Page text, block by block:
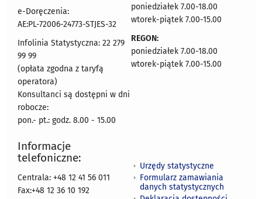
e-Doręczenia:
AE:PL-72006-24773-STJES-32
Infolinia Statystyczna: 22 279
99 99
(opłata zgodna z taryfą
operatora)
Konsultanci są dostępni w dni
robocze:
pon.- pt.: godz. 8.00 - 15.00
poniedziałek 7.00-18.00
wtorek-piątek 7.00-15.00
REGON:
poniedziałek 7.00-18.00
wtorek-piątek 7.00-15.00
Informacje
telefoniczne:
Centrala: +48 12 41 56 011
Fax:+48 12 36 10 192
Urzędy statystyczne
Formularz zamawiania
danych statystycznych